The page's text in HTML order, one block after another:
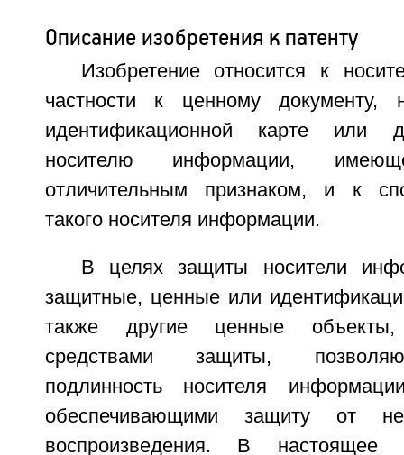
Описание изобретения к патенту
Изобретение относится к
частности к ценному документу,
идентификационной карте или
носителю информации,
отличительным признаком, и к
такого носителя информации.
В целях защиты носители
защитные, ценные или
также другие ценные
средствами защиты,
подлинность носителя
обеспечивающими защиту от
воспроизведения. В